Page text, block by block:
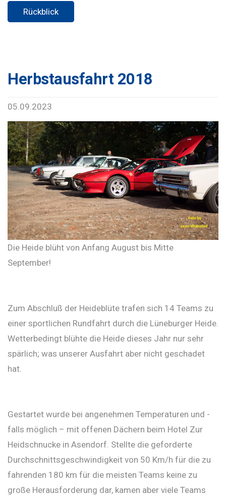
Rückblick
Herbstausfahrt 2018
05.09.2023
Die Heide blüht von Anfang August bis Mitte
September!
Zum Abschluß der Heideblüte trafen sich 14 Teams zu
einer sportlichen Rundfahrt durch die Lüneburger Heide.
Wetterbedingt blühte die Heide dieses Jahr nur sehr
spärlich; was unserer Ausfahrt aber nicht geschadet
hat.
Gestartet wurde bei angenehmen Temperaturen und -
falls möglich – mit offenen Dächern beim Hotel Zur
Heidschnucke in Asendorf. Stellte die geforderte
Durchschnittsgeschwindigkeit von 50 Km/h für die zu
fahrenden 180 km für die meisten Teams keine zu
große Herausforderung dar, kamen aber viele Teams